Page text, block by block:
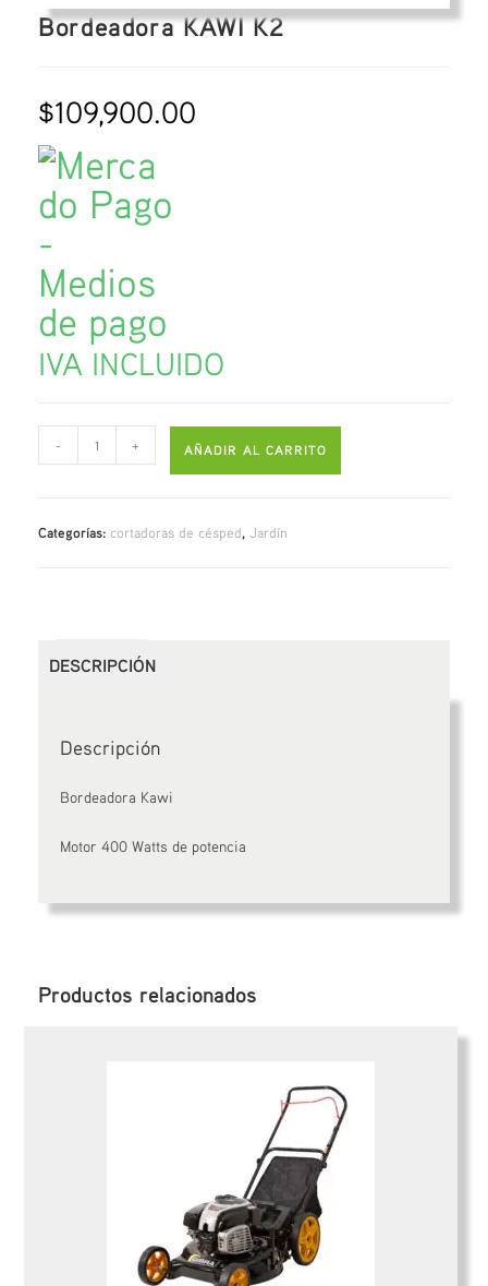
Bordeadora KAWI K2
$109,900.00
IVA INCLUIDO
- + AÑADIR AL CARRITO
Categorías: cortadoras de césped,Jardín
DESCRIPCIÓN
Descripción
Bordeadora Kawi
Motor 400 Watts de potencia
Productos relacionados